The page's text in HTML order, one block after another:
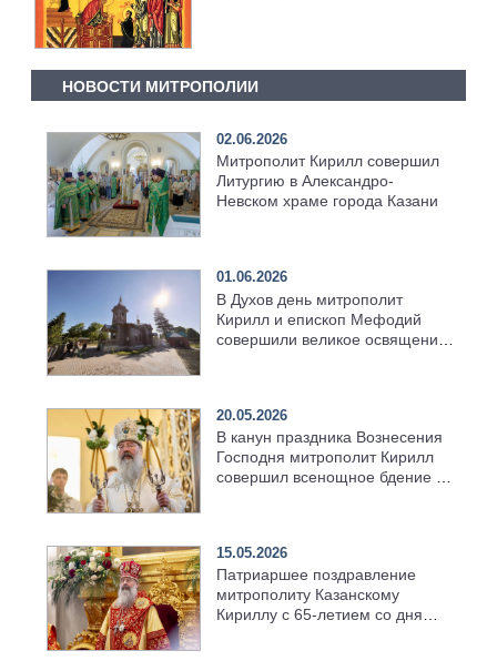
НОВОСТИ МИТРОПОЛИИ
02.06.2026
Митрополит Кирилл совершил
Литургию в Александро-
Невском храме города Казани
01.06.2026
В Духов день митрополит
Кирилл и епископ Мефодий
совершили великое освящение
20.05.2026
В канун праздника Вознесения
Господня митрополит Кирилл
совершил всенощное бдение в
15.05.2026
Патриаршее поздравление
митрополиту Казанскому
Кириллу с 65-летием со дня